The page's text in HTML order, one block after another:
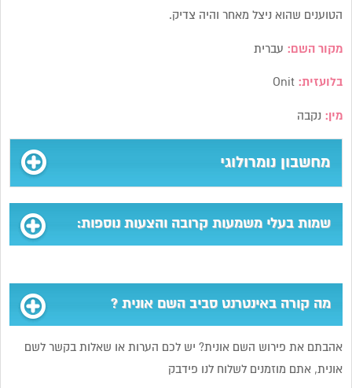
הטוענים שהוא ניצל מאחר והיה צדיק.
מקור השם: עברית
בלועזית: Onit
מין: נקבה
מחשבון נומרולוגי
שמות בעלי משמעות קרובה והצעות נוספות:
מה קורה באינטרנט סביב השם אונית ?
אהבתם את פירוש השם אונית? יש לכם הערות או שאלות בקשר לשם
אונית, אתם מוזמנים לשלוח לנו פידבק